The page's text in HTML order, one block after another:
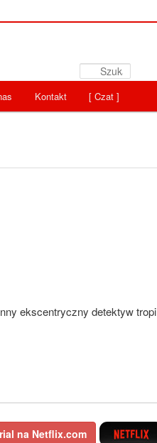
[ Czat ]
Kontakt
ekscentryczny detektyw tropi
na Netflix.com